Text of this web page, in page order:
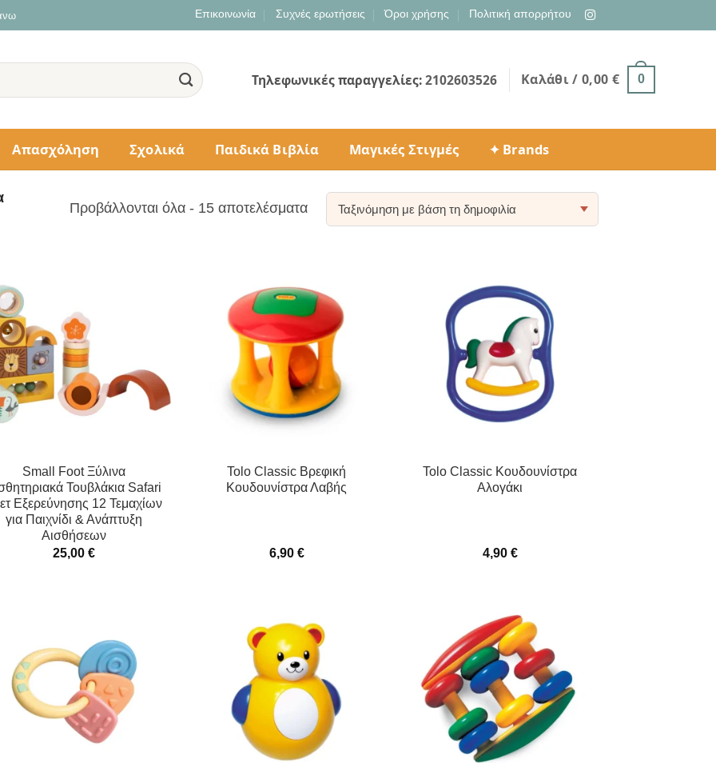
Επικοινωνία Συχνές ερωτήσεις Όροι χρήσης Πολιτική απορρήτου
Τηλεφωνικές παραγγελίες:2102603526 Καλάθι / 0,00 € 0
Απασχόληση Σχολικά Παιδικά Βιβλία Μαγικές Στιγμές ✦ Brands
Προβάλλονται όλα - 15 αποτελέσματαSorted
Small Foot Ξύλινα
Τουβλάκια Safari
Εξερεύνησης 12 Τεμαχίων
για Παιχνίδι & Ανάπτυξη
Αισθήσεων
25,00 €
Tolo Classic Βρεφική
Κουδουνίστρα Λαβής
6,90 €
Tolo Classic Κουδουνίστρα
Αλογάκι
4,90 €